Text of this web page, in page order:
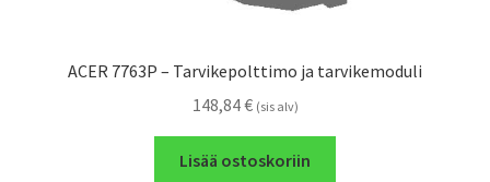
ACER 7763P – Tarvikepolttimo ja tarvikemoduli
148,84€ (sis alv)
Lisää ostoskoriin